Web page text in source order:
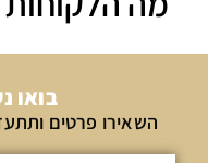
בואו
השאירו פרטים